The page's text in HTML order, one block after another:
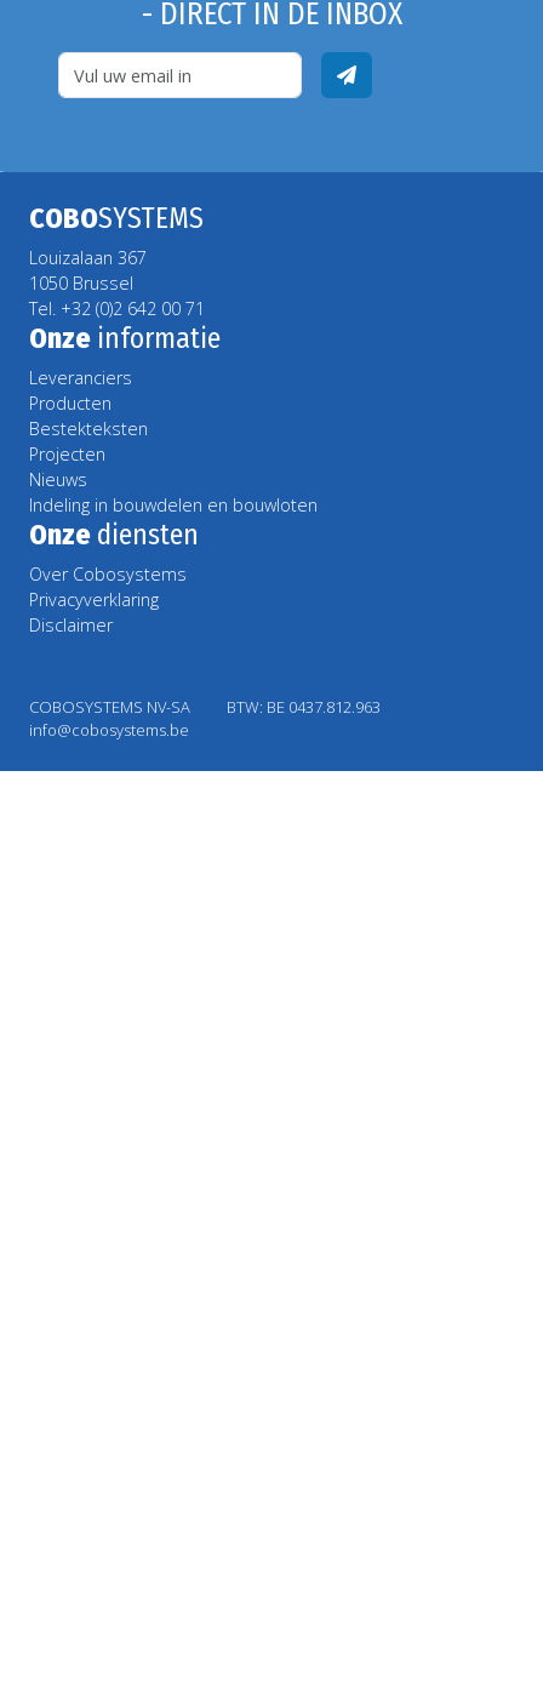
- DIRECT IN DE INBOX
COBOSYSTEMS
Louizalaan 367
1050 Brussel
Tel. +32 (0)2 642 00 71
Onze informatie
Leveranciers
Producten
Bestekteksten
Projecten
Nieuws
Indeling in bouwdelen en bouwloten
Onze diensten
Over Cobosystems
Privacyverklaring
Disclaimer
COBOSYSTEMS NV-SA
BTW: BE 0437.812.963
info@cobosystems.be